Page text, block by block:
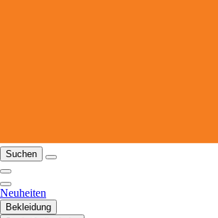
Suchen
Neuheiten
Bekleidung